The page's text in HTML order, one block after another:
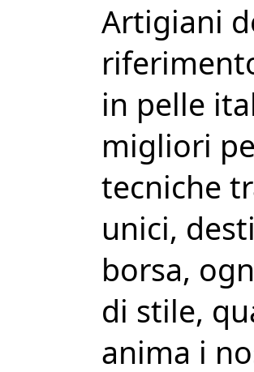
Artigiani
in pelle
migliori
tecniche
unici,
borsa,
di stile,
anima i